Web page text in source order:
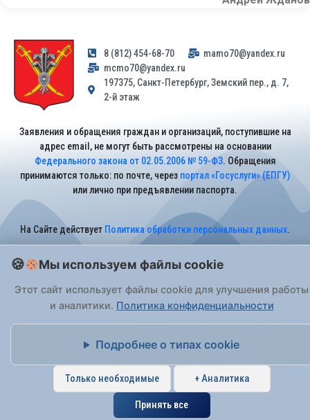
8 (812) 454-68-70
mamo70@yandex.ru
mcmo70@yandex.ru
197375, Санкт-Петербург, Земский пер., д. 7,
2-й этаж
Заявления и обращения граждан и организаций, поступившие на
адрес email, не могут быть рассмотрены на основании
Федерального закона от 02.05.2006 № 59-ФЗ. Обращения
принимаются только: по почте, через портал «Госуслуги» (ЕПГУ)
или лично при предъявлении паспорта.
На Сайте действует Политика обработки персональных данных.
Мы используем файлы cookie
Этот сайт использует файлы cookie для улучшения работы
и аналитики. Политика конфиденциальности
Подробнее о типах cookie
Только необходимые + Аналитика
Принять все